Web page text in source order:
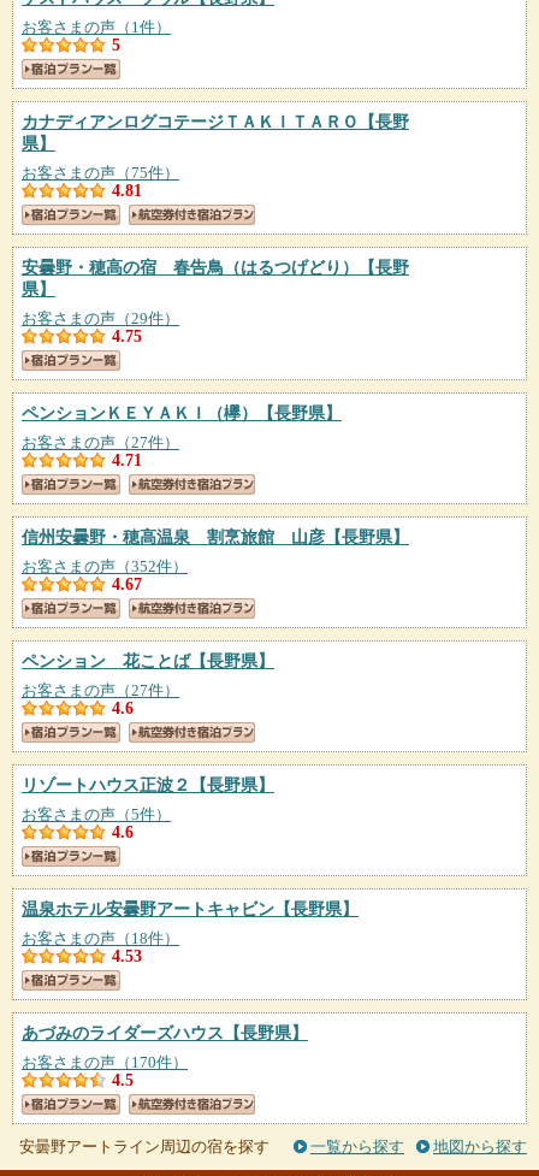
お客さまの声（1件）
5
カナディアンログコテージＴＡＫＩＴＡＲＯ
【長野
県】
お客さまの声（75件）
4.81
安曇野・穂高の宿 春告鳥（はるつげどり）
【長野
県】
お客さまの声（29件）
4.75
ペンションＫＥＹＡＫＩ（欅） 【長野県】
お客さまの声（27件）
4.71
信州安曇野・穂高温泉 割烹旅館 山彦 【長野県】
お客さまの声（352件）
4.67
ペンション 花ことば【長野県】
お客さまの声（27件）
4.6
リゾートハウス正波２ 【長野県】
お客さまの声（5件）
4.6
温泉ホテル安曇野アートキャビン 【長野県】
お客さまの声（18件）
4.53
あづみのライダーズハウス 【長野県】
お客さまの声（170件）
4.5
安曇野アートライン周辺の宿を探す 一覧から探す 地図から探す